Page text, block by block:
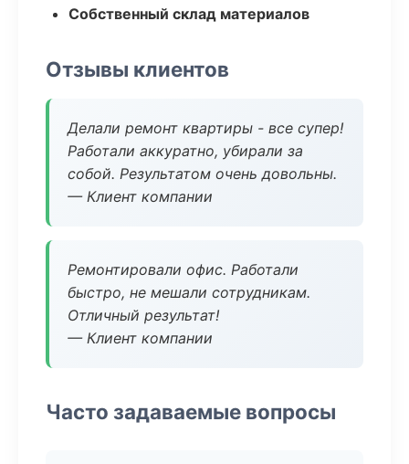
Собственный склад материалов
Отзывы клиентов
Делали ремонт квартиры - все супер!
Работали аккуратно, убирали за
собой. Результатом очень довольны.
— Клиент компании
Ремонтировали офис. Работали
быстро, не мешали сотрудникам.
Отличный результат!
— Клиент компании
Часто задаваемые вопросы